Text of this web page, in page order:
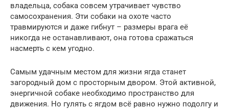
владельца, собака совсем утрачивает чувство
самосохранения. Эти собаки на охоте часто
травмируются и даже гибнут – размеры врага её
никогда не останавливают, она готова сражаться
насмерть с кем угодно.
Самым удачным местом для жизни ягда станет
загородный дом с просторным двором. Этой активной,
энергичной собаке необходимо пространство для
движения. Но гулять с ягдом всё равно нужно подолгу и